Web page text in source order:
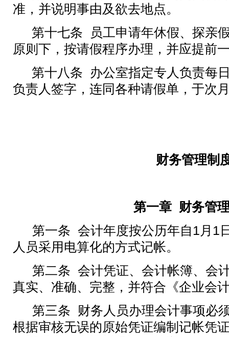
准，并说明事由及欲去地点。
第十七条
员工申请年休假、探亲
原则下，按请假程序办理，并应提前
第十八条 办公室指定专人负责每
负责人签字，连同各种请假单，于次
财务管理制
第一章
财务管
第一条 会计年度按公历年自1月1
人员采用电算化的方式记帐。
第二条 会计凭证、会计帐簿、会
真实、准确、完整，并符合《企业会
第三条 财务人员办理会计事项必
根据审核无误的原始凭证编制记帐凭